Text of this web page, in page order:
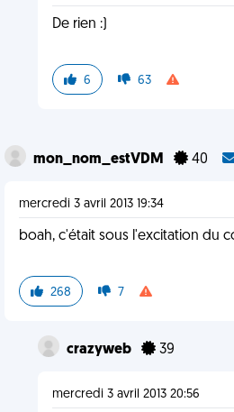
De rien :)
6 63
mon_nom_estVDM 40
mercredi 3 avril 2013 19:34
boah, c'était sous l'excitation du
268 7
crazyweb 39
mercredi 3 avril 2013 20:56